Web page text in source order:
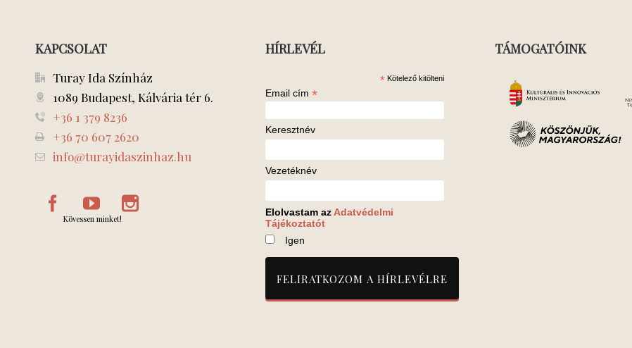
KAPCSOLAT
Turay Ida Színház
1089 Budapest, Kálvária tér 6.
+36 1 379 8236
+36 70 607 2620
info@turayidaszinhaz.hu
Kövessen minket!
HÍRLEVÉL
* Kötelező kitölteni
Email cím *
Keresztnév
Vezetéknév
Elolvastam az Adatvédelmi
Tájékoztatót
Igen
TÁMOGATÓINK